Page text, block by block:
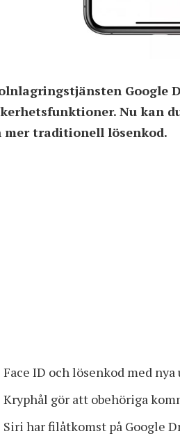
Google
Nu kan
mer traditionell lösenkod.
Face ID och lösenkod med
Kryphål gör att obehöriga
Siri har filåtkomst på Google